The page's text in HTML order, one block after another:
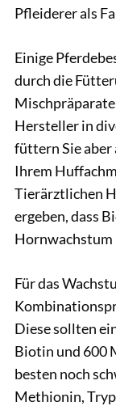
Pfleiderer als
Einige
durch die
Hersteller in
füttern Sie aber
Ihrem
Tierärztlichen
ergeben, dass
Hornwachstum
Für das
Diese sollten
Biotin und 600
besten noch
Methionin,